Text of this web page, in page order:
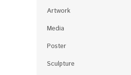
Artwork
Media
Poster
Sculpture